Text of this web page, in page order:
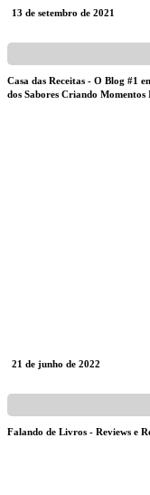
13 de setembro de 2021
Casa das Receitas - O Blog #1
dos Sabores Criando Momentos
21 de junho de 2022
Falando de Livros - Reviews e